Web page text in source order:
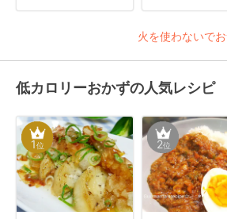
火を使わないで
低カロリーおかずの人気レシピ
1位 2位